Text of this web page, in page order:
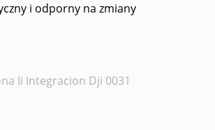
i odporny na zmiany